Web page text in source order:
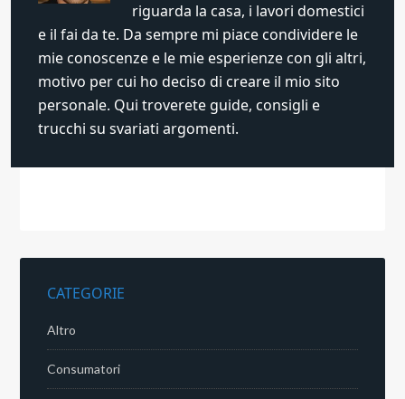
riguarda la casa, i lavori domestici
e il fai da te. Da sempre mi piace condividere le
mie conoscenze e le mie esperienze con gli altri,
motivo per cui ho deciso di creare il mio sito
personale. Qui troverete guide, consigli e
trucchi su svariati argomenti.
CATEGORIE
Altro
Consumatori